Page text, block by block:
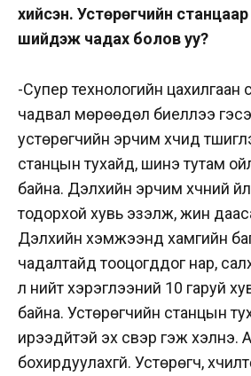
хийсэн. Устөрөгчийн
шийдэж чадах болов уу?
-Супер технологийн цахилгаан
чадвал мөрөөдөл биеллээ
устөрөгчийн эрчим хүчид
станцын тухайд, шинэ тутам
байна. Дэлхийн эрчим хүчний
тодорхой хувь эзэлж, жин
Дэлхийн хэмжээнд хамгийн
чадалтайд тооцогддог нар,
л нийт хэрэглээний 10 гаруй
байна. Устөрөгчийн станцын
ирээдүйтэй эх үүсвэр гэж хэлнэ.
бохирдуулахгүй. Устөрөгч,